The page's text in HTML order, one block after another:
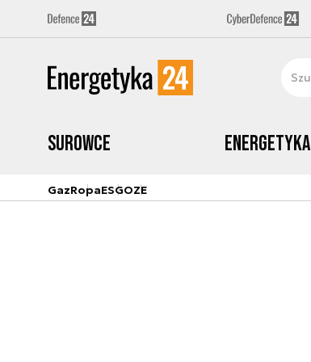
Surowce Energetyka
GazRopaESGOZE